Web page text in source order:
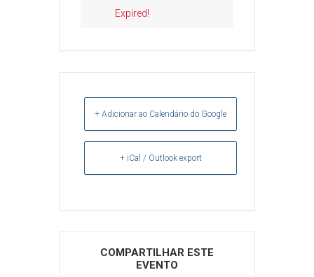
Expired!
+ Adicionar ao Calendário do Google
+ iCal / Outlook export
COMPARTILHAR ESTE
EVENTO